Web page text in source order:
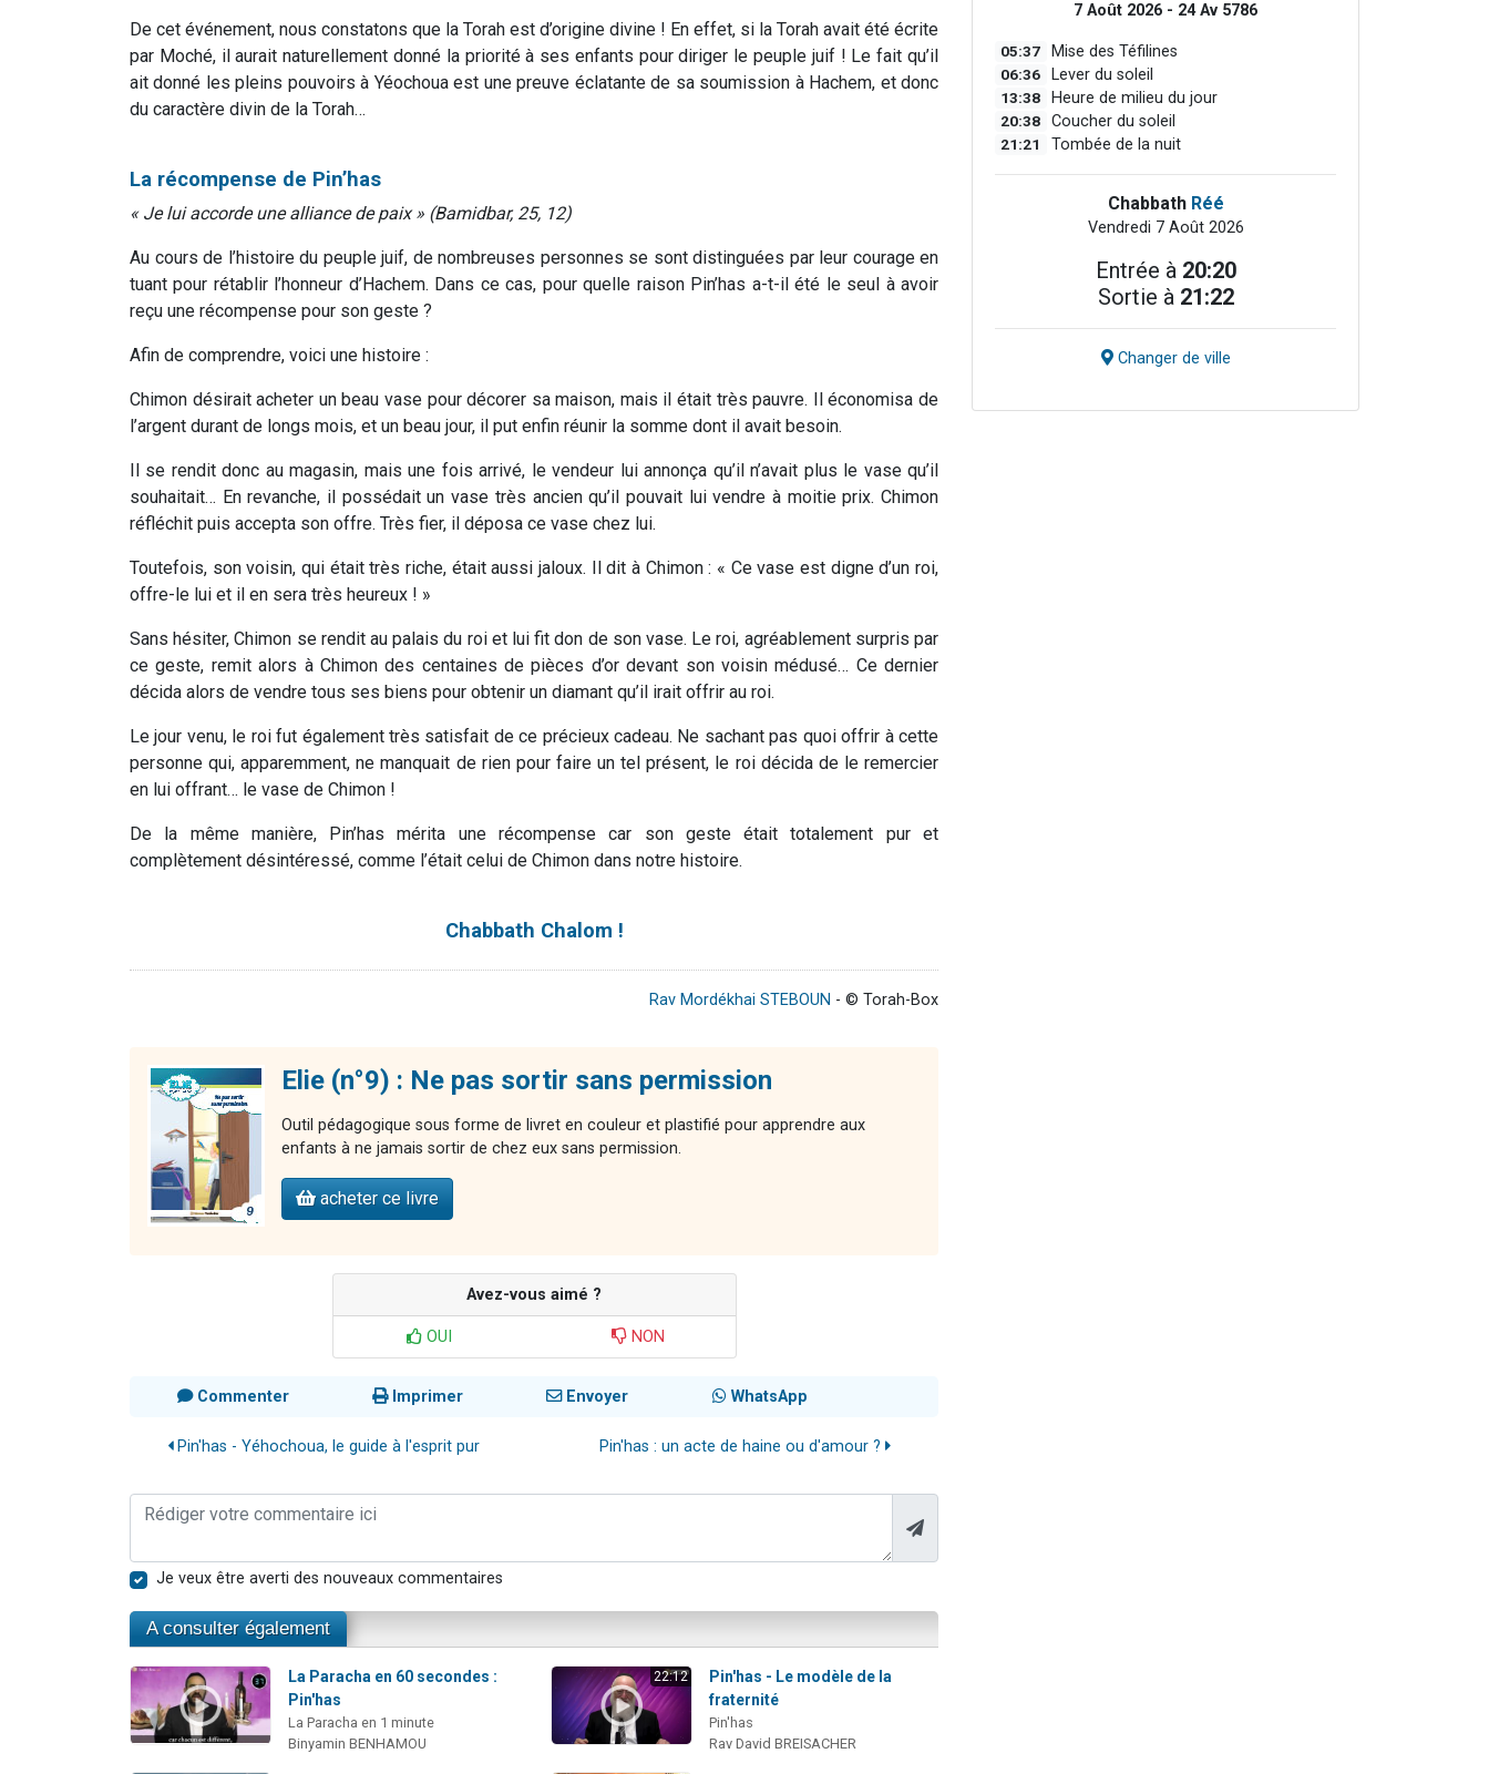
De cet événement, nous constatons que la Torah est d’origine divine ! En effet, si la Torah avait été écrite
par Moché, il aurait naturellement donné la priorité à ses enfants pour diriger le peuple juif ! Le fait qu’il
ait donné les pleins pouvoirs à Yéochoua est une preuve éclatante de sa soumission à Hachem, et donc
du caractère divin de la Torah…
La récompense de Pin’has
« Je lui accorde une alliance de paix » (Bamidbar, 25, 12)
Au cours de l’histoire du peuple juif, de nombreuses personnes se sont distinguées par leur courage en
tuant pour rétablir l’honneur d’Hachem. Dans ce cas, pour quelle raison Pin’has a-t-il été le seul à avoir
reçu une récompense pour son geste ?
Afin de comprendre, voici une histoire :
Chimon désirait acheter un beau vase pour décorer sa maison, mais il était très pauvre. Il économisa de
l’argent durant de longs mois, et un beau jour, il put enfin réunir la somme dont il avait besoin.
Il se rendit donc au magasin, mais une fois arrivé, le vendeur lui annonça qu’il n’avait plus le vase qu’il
souhaitait… En revanche, il possédait un vase très ancien qu’il pouvait lui vendre à moitie prix. Chimon
réfléchit puis accepta son offre. Très fier, il déposa ce vase chez lui.
Toutefois, son voisin, qui était très riche, était aussi jaloux. Il dit à Chimon : « Ce vase est digne d’un roi,
offre-le lui et il en sera très heureux ! »
Sans hésiter, Chimon se rendit au palais du roi et lui fit don de son vase. Le roi, agréablement surpris par
ce geste, remit alors à Chimon des centaines de pièces d’or devant son voisin médusé… Ce dernier
décida alors de vendre tous ses biens pour obtenir un diamant qu’il irait offrir au roi.
Le jour venu, le roi fut également très satisfait de ce précieux cadeau. Ne sachant pas quoi offrir à cette
personne qui, apparemment, ne manquait de rien pour faire un tel présent, le roi décida de le remercier
en lui offrant… le vase de Chimon !
De la même manière, Pin’has mérita une récompense car son geste était totalement pur et
complètement désintéressé, comme l’était celui de Chimon dans notre histoire.
Chabbath Chalom !
Rav Mordékhai STEBOUN - © Torah-Box
Elie (n°9) : Ne pas sortir sans permission
Outil pédagogique sous forme de livret en couleur et plastifié pour apprendre aux
enfants à ne jamais sortir de chez eux sans permission.
acheter ce livre
Avez-vous aimé ?
OUI NON
Commenter Imprimer Envoyer WhatsApp
Pin'has - Yéhochoua, le guide à l'esprit pur Pin'has : un acte de haine ou d'amour ?
Je veux être averti des nouveaux commentaires
A consulter également
La Paracha en 60 secondes :
Pin'has
La Paracha en 1 minute
Binyamin BENHAMOU
22:12
Pin'has - Le modèle de la
fraternité
Pin'has
Rav David BREISACHER
7 Août 2026 - 24 Av 5786
05:37 Mise des Téfilines
06:36 Lever du soleil
13:38 Heure de milieu du jour
20:38 Coucher du soleil
21:21 Tombée de la nuit
Chabbath Réé
Vendredi 7 Août 2026
Entrée à 20:20
Sortie à 21:22
Changer de ville